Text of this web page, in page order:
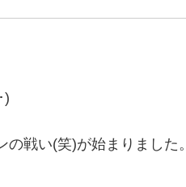
)
戦い(笑)が始まりました。